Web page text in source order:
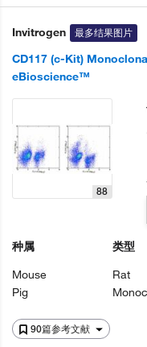
Invitrogen 最多结果图片
CD117 (c-Kit)
eBioscience™
90篇参考文献
88
种属
Mouse
Pig
类型
Rat